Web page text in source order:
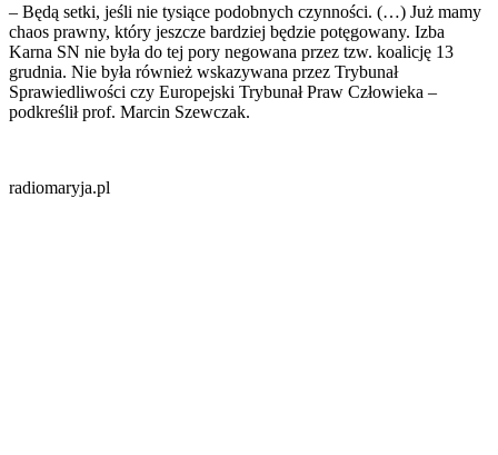
– Będą setki, jeśli nie tysiące podobnych czynności. (…) Już mamy
chaos prawny, który jeszcze bardziej będzie potęgowany. Izba
Karna SN nie była do tej pory negowana przez tzw. koalicję 13
grudnia. Nie była również wskazywana przez Trybunał
Sprawiedliwości czy Europejski Trybunał Praw Człowieka –
podkreślił prof. Marcin Szewczak.
radiomaryja.pl